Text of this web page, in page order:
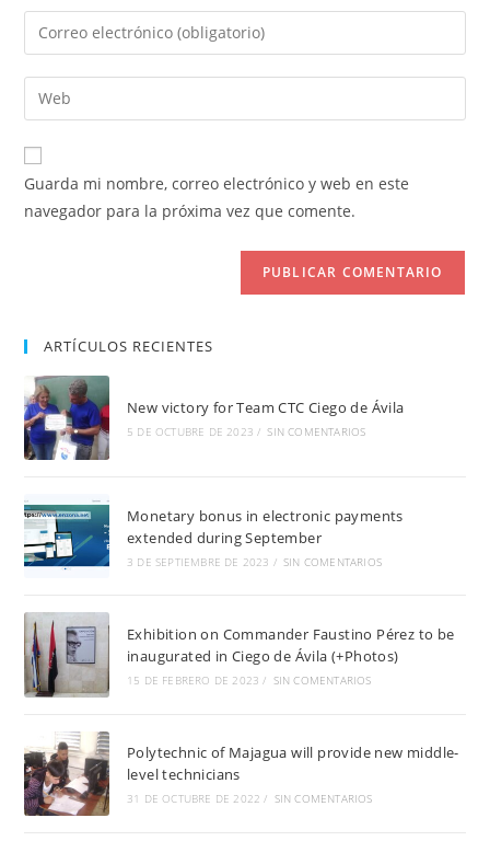
nombre
de
usuario
para
comentar
Introduce
tu
dirección
de
electrónico
para
comentar
Introduce
la
URL
de
Guarda mi nombre, correo electrónico y web en este
navegador para la próxima vez que comente.
ARTÍCULOS RECIENTES
New victory for Team CTC Ciego de Ávila
5 DE OCTUBRE DE 2023 / SIN COMENTARIOS
Monetary bonus in electronic payments
extended during September
3 DE SEPTIEMBRE DE 2023 / SIN COMENTARIOS
Exhibition on Commander Faustino Pérez to be
inaugurated in Ciego de Ávila (+Photos)
15 DE FEBRERO DE 2023 / SIN COMENTARIOS
Polytechnic of Majagua will provide new middle-
level technicians
31 DE OCTUBRE DE 2022 / SIN COMENTARIOS